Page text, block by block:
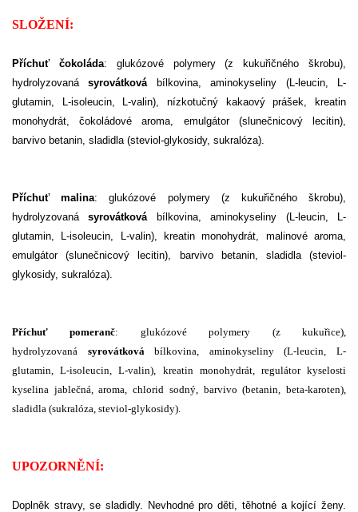
SLOŽENÍ:
Příchuť čokoláda: glukózové polymery (z kukuřičného škrobu),
hydrolyzovanásyrovátková bílkovina, aminokyseliny (L-leucin, L-
glutamin, L-isoleucin, L-valin), nízkotučný kakaový prášek, kreatin
monohydrát, čokoládové aroma, emulgátor (slunečnicový lecitin),
barvivo betanin, sladidla (steviol-glykosidy, sukralóza).
Příchuť malina:glukózové polymery (z kukuřičného škrobu),
hydrolyzovanásyrovátková bílkovina, aminokyseliny (L-leucin, L-
glutamin, L-isoleucin, L-valin), kreatin monohydrát, malinové aroma,
emulgátor (slunečnicový lecitin), barvivo betanin, sladidla (steviol-
glykosidy, sukralóza).
Příchuť pomeranč: glukózové polymery (z kukuřice),
hydrolyzovaná syrovátkovábílkovina, aminokyseliny (L-leucin, L-
glutamin, L-isoleucin, L-valin), kreatin monohydrát, regulátor kyselosti
kyselina jablečná, aroma, chlorid sodný, barvivo (betanin, beta-karoten),
sladidla (sukralóza, steviol-glykosidy).
UPOZORNĚNÍ:
Doplněk stravy, se sladidly. Nevhodné pro děti, těhotné a kojící ženy.